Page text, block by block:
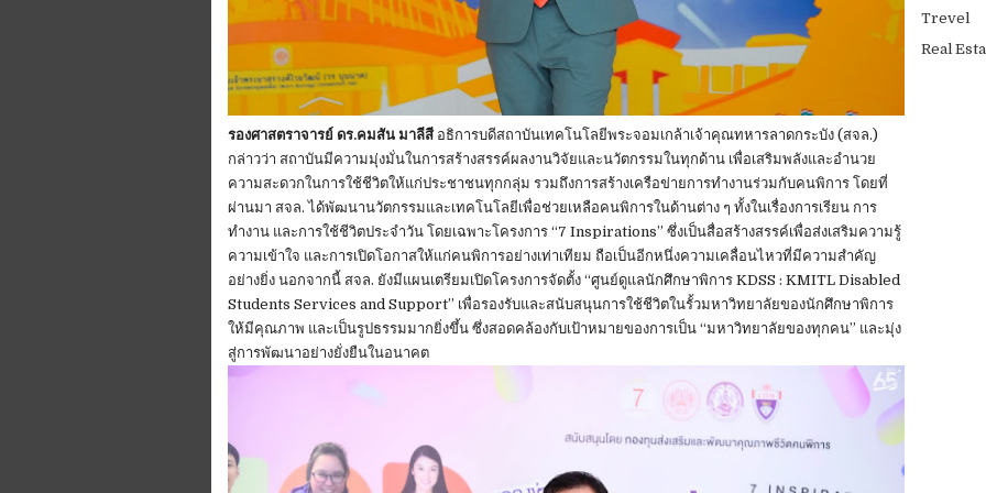
รองศาสตราจารย์ ดร.คมสัน มาลีสีอธิการบดีสถาบันเทคโนโลยีพระจอมเกล้าเจ้าคุณทหารลาดกระบัง (สจล.)
กล่าวว่า สถาบันมีความมุ่งมั่นในการสร้างสรรค์ผลงานวิจัยและนวัตกรรมในทุกด้าน เพื่อเสริมพลังและอำนวย
ความสะดวกในการใช้ชีวิตให้แก่ประชาชนทุกกลุ่ม รวมถึงการสร้างเครือข่ายการทำงานร่วมกับคนพิการ โดยที่
ผ่านมา สจล. ได้พัฒนานวัตกรรมและเทคโนโลยีเพื่อช่วยเหลือคนพิการในด้านต่าง ๆ ทั้งในเรื่องการเรียน การ
ทำงาน และการใช้ชีวิตประจำวัน โดยเฉพาะโครงการ “7 Inspirations” ซึ่งเป็นสื่อสร้างสรรค์เพื่อส่งเสริมความรู้
ความเข้าใจ และการเปิดโอกาสให้แก่คนพิการอย่างเท่าเทียม ถือเป็นอีกหนึ่งความเคลื่อนไหวที่มีความสำคัญ
อย่างยิ่ง นอกจากนี้ สจล. ยังมีแผนเตรียมเปิดโครงการจัดตั้ง “ศูนย์ดูแลนักศึกษาพิการ KDSS : KMITL Disabled
Students Services and Support” เพื่อรองรับและสนับสนุนการใช้ชีวิตในรั้วมหาวิทยาลัยของนักศึกษาพิการ
ให้มีคุณภาพ และเป็นรูปธรรมมากยิ่งขึ้น ซึ่งสอดคล้องกับเป้าหมายของการเป็น “มหาวิทยาลัยของทุกคน” และมุ่ง
สู่การพัฒนาอย่างยั่งยืนในอนาคต
Trevel
Real